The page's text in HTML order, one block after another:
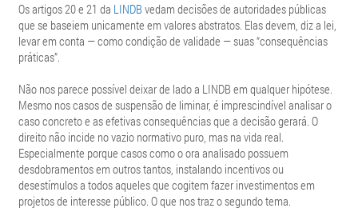
Os artigos 20 e 21 da LINDB vedam decisões de autoridades públicas
que se baseiem unicamente em valores abstratos. Elas devem, diz a lei,
levar em conta — como condição de validade — suas “consequências
práticas”.
Não nos parece possível deixar de lado a LINDB em qualquer hipótese.
Mesmo nos casos de suspensão de liminar, é imprescindível analisar o
caso concreto e as efetivas consequências que a decisão gerará. O
direito não incide no vazio normativo puro, mas na vida real.
Especialmente porque casos como o ora analisado possuem
desdobramentos em outros tantos, instalando incentivos ou
desestímulos a todos aqueles que cogitem fazer investimentos em
projetos de interesse público. O que nos traz o segundo tema.